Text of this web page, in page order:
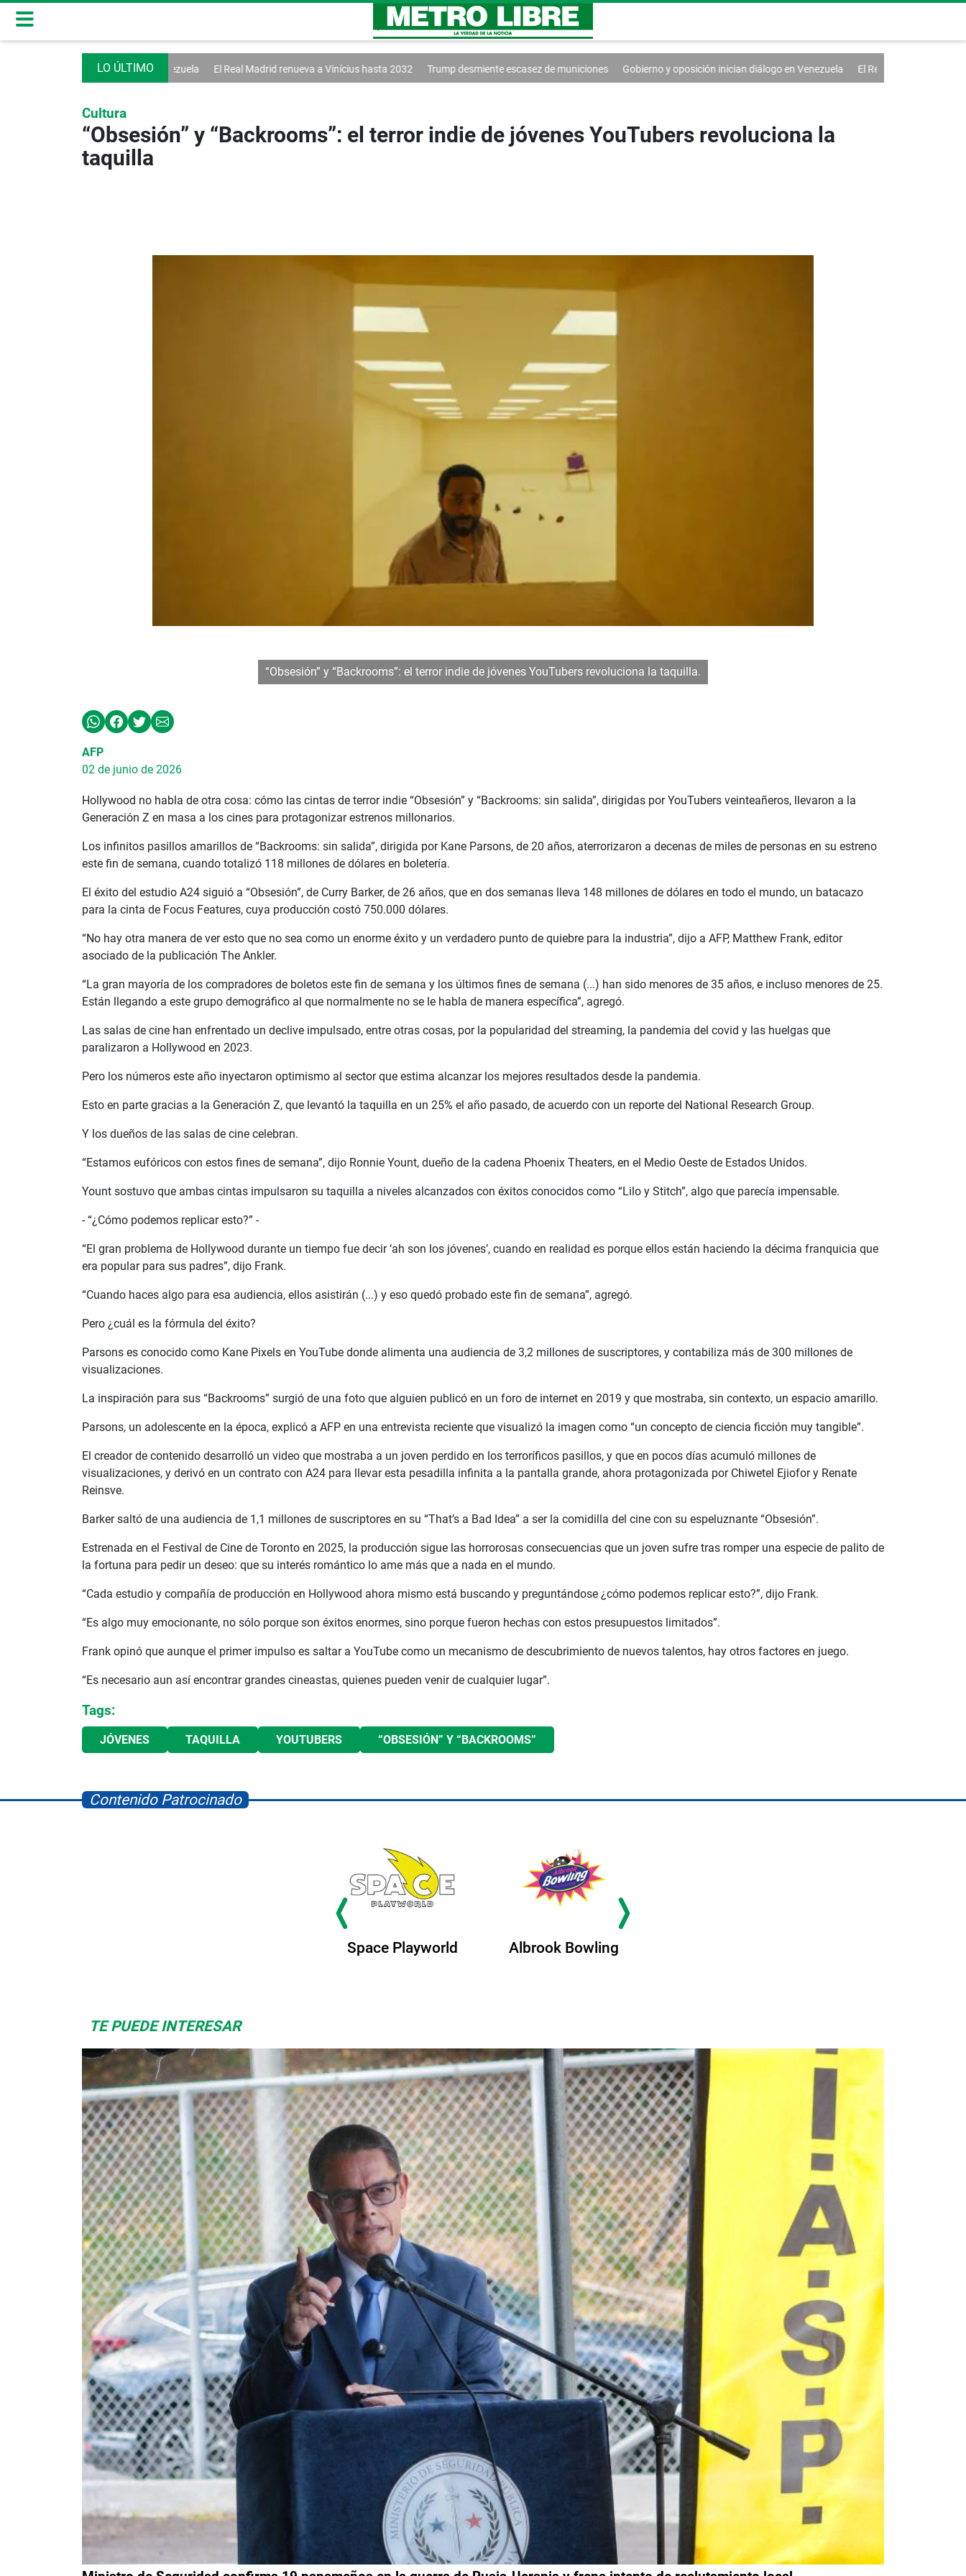
diálogo en Venezuela El Real Madrid renueva a Vinícius hasta 2032 Trump desmiente escasez de municiones Gobierno y oposición inician diálogo en Venezuela El Real Madrid renueva a Vinícius hasta
Cultura
“Obsesión” y “Backrooms”: el terror indie de jóvenes YouTubers revoluciona la
taquilla
“Obsesión” y “Backrooms”: el terror indie de jóvenes YouTubers revoluciona la taquilla.
AFP
02 de junio de 2026
Hollywood no habla de otra cosa: cómo las cintas de terror indie “Obsesión” y “Backrooms: sin salida”, dirigidas por YouTubers veinteañeros, llevaron a la
Generación Z en masa a los cines para protagonizar estrenos millonarios.
Los infinitos pasillos amarillos de “Backrooms: sin salida”, dirigida por Kane Parsons, de 20 años, aterrorizaron a decenas de miles de personas en su estreno
este fin de semana, cuando totalizó 118 millones de dólares en boletería.
El éxito del estudio A24 siguió a “Obsesión”, de Curry Barker, de 26 años, que en dos semanas lleva 148 millones de dólares en todo el mundo, un batacazo
para la cinta de Focus Features, cuya producción costó 750.000 dólares.
“No hay otra manera de ver esto que no sea como un enorme éxito y un verdadero punto de quiebre para la industria”, dijo a AFP, Matthew Frank, editor
asociado de la publicación The Ankler.
“La gran mayoría de los compradores de boletos este fin de semana y los últimos fines de semana (...) han sido menores de 35 años, e incluso menores de 25.
Están llegando a este grupo demográfico al que normalmente no se le habla de manera específica”, agregó.
Las salas de cine han enfrentado un declive impulsado, entre otras cosas, por la popularidad del streaming, la pandemia del covid y las huelgas que
paralizaron a Hollywood en 2023.
Pero los números este año inyectaron optimismo al sector que estima alcanzar los mejores resultados desde la pandemia.
Esto en parte gracias a la Generación Z, que levantó la taquilla en un 25% el año pasado, de acuerdo con un reporte del National Research Group.
Y los dueños de las salas de cine celebran.
“Estamos eufóricos con estos fines de semana”, dijo Ronnie Yount, dueño de la cadena Phoenix Theaters, en el Medio Oeste de Estados Unidos.
Yount sostuvo que ambas cintas impulsaron su taquilla a niveles alcanzados con éxitos conocidos como “Lilo y Stitch”, algo que parecía impensable.
- “¿Cómo podemos replicar esto?” -
“El gran problema de Hollywood durante un tiempo fue decir ‘ah son los jóvenes’, cuando en realidad es porque ellos están haciendo la décima franquicia que
era popular para sus padres”, dijo Frank.
“Cuando haces algo para esa audiencia, ellos asistirán (...) y eso quedó probado este fin de semana”, agregó.
Pero ¿cuál es la fórmula del éxito?
Parsons es conocido como Kane Pixels en YouTube donde alimenta una audiencia de 3,2 millones de suscriptores, y contabiliza más de 300 millones de
visualizaciones.
La inspiración para sus “Backrooms” surgió de una foto que alguien publicó en un foro de internet en 2019 y que mostraba, sin contexto, un espacio amarillo.
Parsons, un adolescente en la época, explicó a AFP en una entrevista reciente que visualizó la imagen como “un concepto de ciencia ficción muy tangible”.
El creador de contenido desarrolló un video que mostraba a un joven perdido en los terroríficos pasillos, y que en pocos días acumuló millones de
visualizaciones, y derivó en un contrato con A24 para llevar esta pesadilla infinita a la pantalla grande, ahora protagonizada por Chiwetel Ejiofor y Renate
Reinsve.
Barker saltó de una audiencia de 1,1 millones de suscriptores en su “That’s a Bad Idea” a ser la comidilla del cine con su espeluznante “Obsesión”.
Estrenada en el Festival de Cine de Toronto en 2025, la producción sigue las horrorosas consecuencias que un joven sufre tras romper una especie de palito de
la fortuna para pedir un deseo: que su interés romántico lo ame más que a nada en el mundo.
“Cada estudio y compañía de producción en Hollywood ahora mismo está buscando y preguntándose ¿cómo podemos replicar esto?”, dijo Frank.
“Es algo muy emocionante, no sólo porque son éxitos enormes, sino porque fueron hechas con estos presupuestos limitados”.
Frank opinó que aunque el primer impulso es saltar a YouTube como un mecanismo de descubrimiento de nuevos talentos, hay otros factores en juego.
“Es necesario aun así encontrar grandes cineastas, quienes pueden venir de cualquier lugar”.
Tags:
JÓVENES TAQUILLA YOUTUBERS “OBSESIÓN” Y “BACKROOMS”
Contenido Patrocinado
Space Playworld Albrook Bowling
TE PUEDE INTERESAR